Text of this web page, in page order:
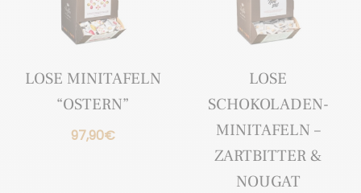
LOSE MINITAFELN
“OSTERN”
97,90€
LOSE
SCHOKOLADEN-
MINITAFELN –
ZARTBITTER &
NOUGAT